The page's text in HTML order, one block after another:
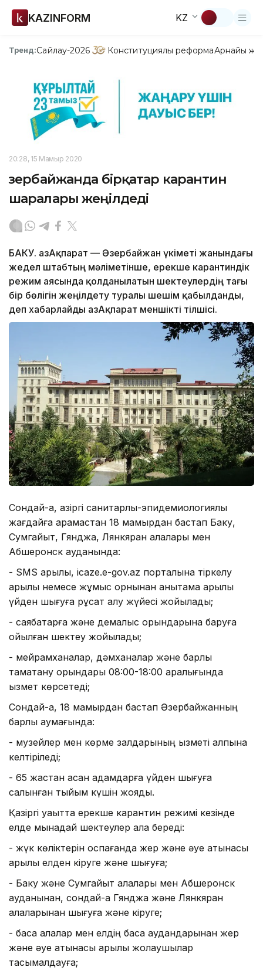
KAZINFORM KZ
Тренд:Сайлау-2026 Конституциялық реформаАрнайы
20:28, 15 Мамыр 2020
Әзербайжанда бірқатар карантин
шаралары жеңілдеді
БАКУ. ҚазАқпарат — Әзербайжан үкіметі жанындағы
жедел штабтың мәліметінше, ерекше карантиндік
режим аясында қолданылатын шектеулердің тағы
бір бөлігін жеңілдету туралы шешім қабылданды,
деп хабарлайды ҚазАқпарат меншікті тілшісі.
Сондай-ақ, қазіргі санитарлық-эпидемиологиялық
жағдайға қарамастан 18 мамырдан бастап Баку,
Сумгайыт, Гянджа, Лянкяран қалалары мен
Абшеронск ауданында:
- SMS арқылы, icaze.e-gov.az порталына тіркелу
арқылы немесе жұмыс орнынан анықтама арқылы
үйден шығуға рұқсат алу жүйесі жойылады;
- саябақтарға және демалыс орындарына баруға
қойылған шектеу жойылады;
- мейрамханалар, дәмханалар және барлық
тамақтану орындары 08:00-18:00 аралығында
қызмет көрсетеді;
Сондай-ақ, 18 мамырдан бастап Әзербайжанның
барлық аумағында:
- музейлер мен көрме залдарының қызметі қалпына
келтіріледі;
- 65 жастан асқан адамдарға үйден шығуға
салынған тыйым күшін жояды.
Қазіргі уақытта ерекше карантин режимі кезінде
елде мынадай шектеулер қала береді:
- жүк көліктерін қоспағанда жер және әуе қатынасы
арқылы елден кіруге және шығуға;
- Баку және Сумгайыт қалалары мен Абшеронск
ауданынан, сондай-ақ Гянджа және Лянкяран
қалаларынан шығуға және кіруге;
- басқа қалалар мен елдің басқа аудандарынан жер
және әуе қатынасы арқылы жолаушылар
тасымалдауға;